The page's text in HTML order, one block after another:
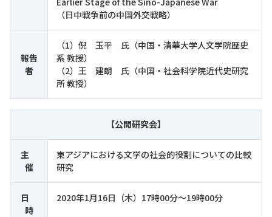
（日中戦争前の中国外交戦略）
報告
者
（1）倪 玉平 氏（中国・清華大学人文学院歴史
系 教授）
（2）王 建朗 氏（中国・社会科学院近代史研究
所 教授）
【公開研究会】
主
催
東アジアにおける文学の社会的役割についての比較
研究
日
時
2020年1月16日（木）17時00分～19時00分